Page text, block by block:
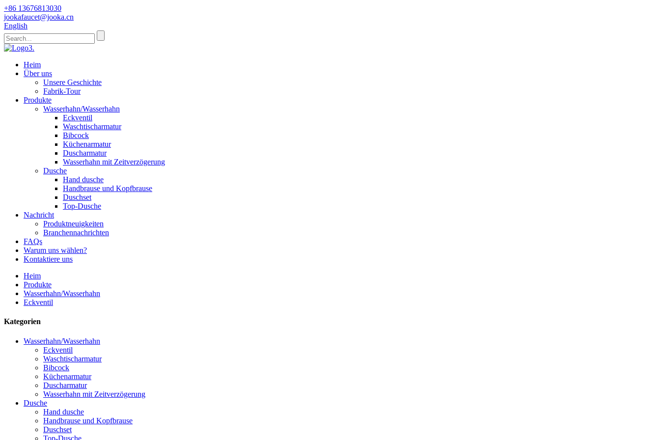
+86 13676813030
jookafaucet@jooka.cn
English
Heim
Über uns
Unsere Geschichte
Fabrik-Tour
Produkte
Wasserhahn/Wasserhahn
Eckventil
Waschtischarmatur
Bibcock
Küchenarmatur
Duscharmatur
Wasserhahn mit Zeitverzögerung
Dusche
Hand dusche
Handbrause und Kopfbrause
Duschset
Top-Dusche
Nachricht
Produktneuigkeiten
Branchennachrichten
FAQs
Warum uns wählen?
Kontaktiere uns
Heim
Produkte
Wasserhahn/Wasserhahn
Eckventil
Kategorien
Wasserhahn/Wasserhahn
Eckventil
Waschtischarmatur
Bibcock
Küchenarmatur
Duscharmatur
Wasserhahn mit Zeitverzögerung
Dusche
Hand dusche
Handbrause und Kopfbrause
Duschset
Top-Dusche